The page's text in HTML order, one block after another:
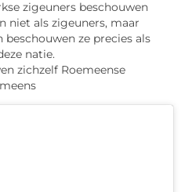
zigeuners beschouwen
niet als zigeuners, maar
ze precies als
natie.
zichzelf Roemeense